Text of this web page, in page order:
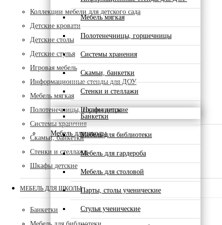
Мебель мягкая
Полотенечницы, горшечницы
Системы хранения
Скамьи, банкетки
Стенки и стеллажи
Шкафы детские
Мебель для школы
Банкетки
Мебель для библиотеки
Мебель для гардероба
Мебель для столовой
Парты, столы ученические
Стулья ученические
Коллекции мебели для детского сада
Детские кровати
Детские столы
Детские стулья
Игровая мебель
Информационные стенды для ДОУ
Мебель мягкая
Полотенечницы, горшечницы
Системы хранения
Скамьи, банкетки
Стенки и стеллажи
Шкафы детские
МЕБЕЛЬ ДЛЯ ШКОЛЫ
Банкетки